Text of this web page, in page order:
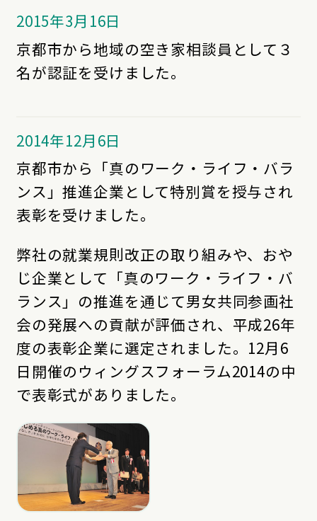
2015年3月16日
京都市から地域の空き家相談員として３
名が認証を受けました。
2014年12月6日
京都市から「真のワーク・ライフ・バラ
ンス」推進企業として特別賞を授与され
表彰を受けました。
弊社の就業規則改正の取り組みや、おや
じ企業として「真のワーク・ライフ・バ
ランス」の推進を通じて男女共同参画社
会の発展への貢献が評価され、平成26年
度の表彰企業に選定されました。12月6
日開催のウィングスフォーラム2014の中
で表彰式がありました。